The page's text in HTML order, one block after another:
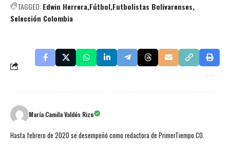
TAGGED:Edwin Herrera Fútbol Futbolistas Bolivarenses
Selección Colombia
María Camila Valdés Rizo
Hasta febrero de 2020 se desempeñó como redactora de PrimerTiempo.CO.